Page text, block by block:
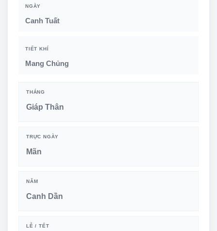
NGÀY
Canh Tuất
TIẾT KHÍ
Mang Chủng
THÁNG
Giáp Thân
TRỰC NGÀY
Mãn
NĂM
Canh Dần
LỄ / TẾT